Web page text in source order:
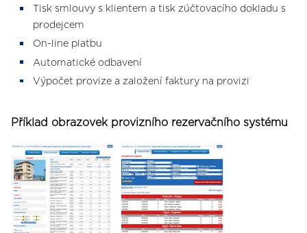
Tisk smlouvy s klientem a tisk zúčtovacího dokladu s
prodejcem
On-line platbu
Automatické odbavení
Výpočet provize a založení faktury na provizi
Příklad obrazovek provizního rezervačního systému